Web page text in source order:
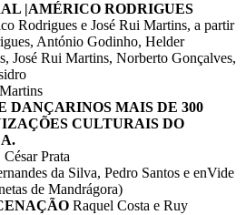
|AMÉRICO RODRIGUES
Rodrigues e José Rui Martins, a partir
António Godinho, Helder
José Rui Martins, Norberto Gonçalves,
DANÇARINOS MAIS DE 300
CULTURAIS DO
César Prata
da Silva, Pedro Santos e enVide
de Mandrágora)
Raquel Costa e Ruy